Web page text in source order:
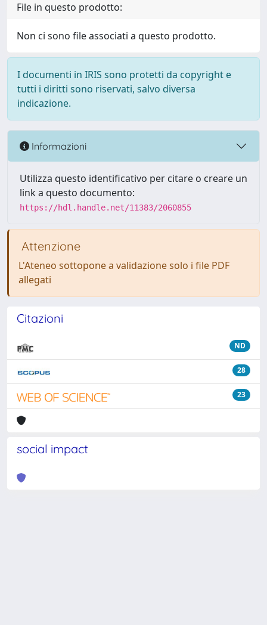
File in questo prodotto:
Non ci sono file associati a questo prodotto.
I documenti in IRIS sono protetti da copyright e
tutti i diritti sono riservati, salvo diversa
indicazione.
Informazioni
Utilizza questo identificativo per citare o creare un
link a questo documento:
https://hdl.handle.net/11383/2060855
Attenzione
L'Ateneo sottopone a validazione solo i file PDF
allegati
Citazioni
ND
28
23
social impact